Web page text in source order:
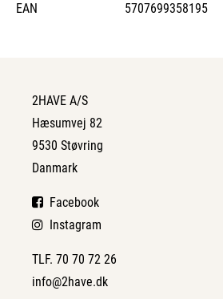
EAN
5707699358195
2HAVE A/S
Hæsumvej 82
9530 Støvring
Danmark
Facebook
Instagram
TLF. 70 70 72 26
info@2have.dk